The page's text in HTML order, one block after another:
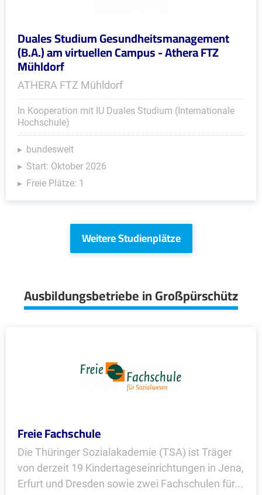
Duales Studium Gesundheitsmanagement
(B.A.) am virtuellen Campus - Athera FTZ
Mühldorf
ATHERA FTZ Mühldorf
In Kooperation mit IU Duales Studium (Internationale
Hochschule)
bundesweit
Start: Oktober 2026
Freie Plätze: 1
Weitere Studienplätze
Ausbildungsbetriebe in Großpürschütz
Freie Fachschule
Die Thüringer Sozialakademie (TSA) ist Träger
von derzeit 19 Kindertageseinrichtungen in Jena,
Erfurt und Dresden sowie zwei Fachschulen für...